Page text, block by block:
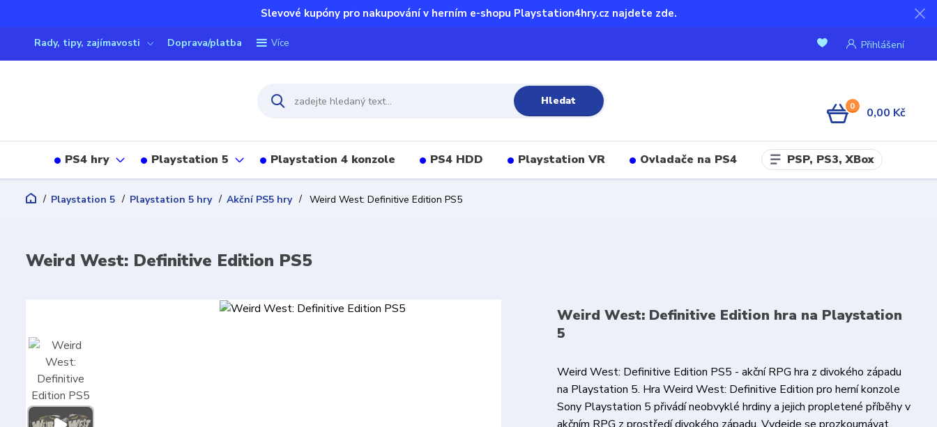
Slevové kupóny pro nakupování v herním e-shopu Playstation4hry.cz najdete zde.
Rady, tipy, zajímavosti Doprava/platba Více Přihlášení
Hledat 0 0,00 Kč
PS4 hry Playstation 5 Playstation 4 konzole PS4 HDD Playstation VR Ovladače na PS4 PSP, PS3, XBox
Playstation 5 Playstation 5 hry Akční PS5 hry Weird West: Definitive Edition PS5
Weird West: Definitive Edition PS5
Weird West: Definitive Edition hra na Playstation
5
Weird West: Definitive Edition PS5 - akční RPG hra z divokého západu
na Playstation 5. Hra Weird West: Definitive Edition pro herní konzole
Sony Playstation 5 přivádí neobvyklé hrdiny a jejich propletené příběhy v